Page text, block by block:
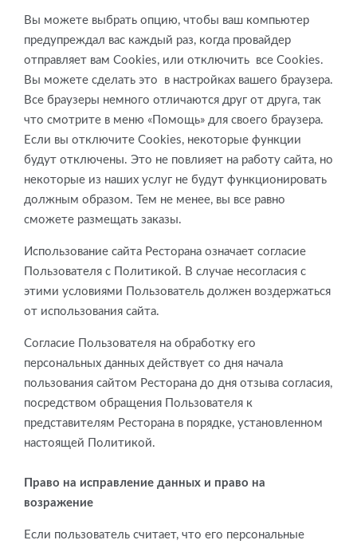
Вы можете выбрать опцию, чтобы ваш компьютер
предупреждал вас каждый раз, когда провайдер
отправляет вам Cookies, или отключить все Cookies.
Вы можете сделать это в настройках вашего браузера.
Все браузеры немного отличаются друг от друга, так
что смотрите в меню «Помощь» для своего браузера.
Если вы отключите Cookies, некоторые функции
будут отключены. Это не повлияет на работу сайта, но
некоторые из наших услуг не будут функционировать
должным образом. Тем не менее, вы все равно
сможете размещать заказы.
Использование сайта Ресторана означает согласие
Пользователя с Политикой. В случае несогласия с
этими условиями Пользователь должен воздержаться
от использования сайта.
Согласие Пользователя на обработку его
персональных данных действует со дня начала
пользования сайтом Ресторана до дня отзыва согласия,
посредством обращения Пользователя к
представителям Ресторана в порядке, установленном
настоящей Политикой.
Право на исправление данных и право на
возражение
Если пользователь считает, что его персональные